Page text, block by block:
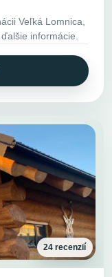
Veľká Lomnica,
informácie.
24 recenzií